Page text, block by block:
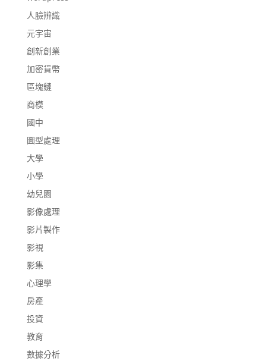
人臉辨識
元宇宙
創新創業
加密貨幣
區塊鏈
商模
國中
圖型處理
大學
小學
幼兒園
影像處理
影片製作
影視
影集
心理學
房產
投資
教育
數據分析